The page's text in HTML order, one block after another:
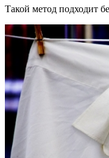
Такой метод подходит